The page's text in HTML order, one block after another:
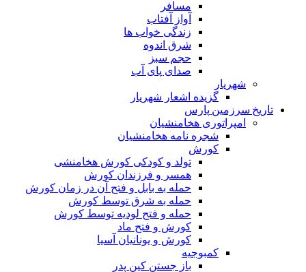
مسافر
آواز آفتاب
زندگی خواب ها
شرق اندوه
حجم سبز
صدای پای آب
شهریار
گزیده اشعار شهریار
تاریخ سرزمین پارس
امپراتوری هخامنشیان
شجره نامه هخامنشیان
کورش
تولد و کودکی کورش هخامنشی
همسر و فرزندان کورش
حمله به بابل و فتح آن در زمان کورش
حمله به شرق توسط کورش
حمله و فتح لودیه توسط کورش
کورش و فتح ماد
کورش و یونانیان آسیا
کمبوجیه
باز جستن کین پدر